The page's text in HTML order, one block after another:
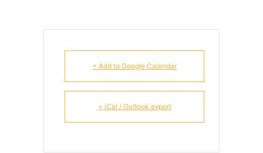
+ Add to Google Calendar
+ iCal / Outlook export